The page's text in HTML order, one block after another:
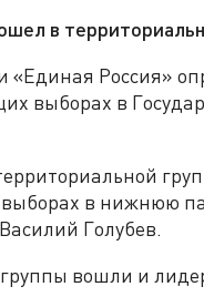
в
«Единая Россия»
выборах в
в нижнюю
Голубев.
группы вошли и